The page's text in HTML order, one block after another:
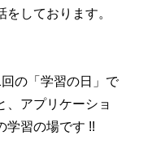
しております。
の「学習の日」で
、アプリケーショ
学習の場です !!